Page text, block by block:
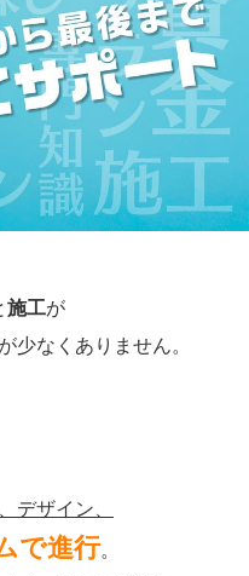
施工が
が少なくありません。
デザイン、
で進行。